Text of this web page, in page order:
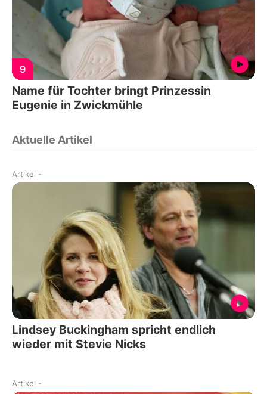
9
Name für Tochter bringt Prinzessin
Eugenie in Zwickmühle
Aktuelle Artikel
Artikel -
Lindsey Buckingham spricht endlich
wieder mit Stevie Nicks
Artikel -